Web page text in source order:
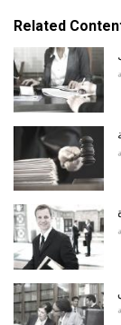
Related